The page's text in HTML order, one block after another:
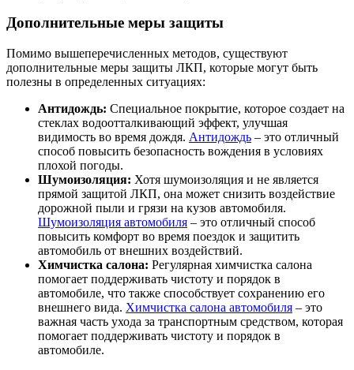
Дополнительные меры защиты
Помимо вышеперечисленных методов, существуют
дополнительные меры защиты ЛКП, которые могут быть
полезны в определенных ситуациях:
Антидождь: Специальное покрытие, которое создает на
стеклах водоотталкивающий эффект, улучшая
видимость во время дождя. Антидождь – это отличный
способ повысить безопасность вождения в условиях
плохой погоды.
Шумоизоляция: Хотя шумоизоляция и не является
прямой защитой ЛКП, она может снизить воздействие
дорожной пыли и грязи на кузов автомобиля.
Шумоизоляция автомобиля – это отличный способ
повысить комфорт во время поездок и защитить
автомобиль от внешних воздействий.
Химчистка салона: Регулярная химчистка салона
помогает поддерживать чистоту и порядок в
автомобиле, что также способствует сохранению его
внешнего вида. Химчистка салона автомобиля – это
важная часть ухода за транспортным средством, которая
помогает поддерживать чистоту и порядок в
автомобиле.